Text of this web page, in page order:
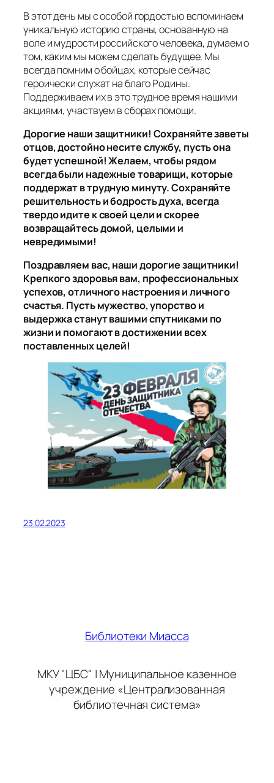
В этот день мы с особой гордостью вспоминаем
уникальную историю страны, основанную на
воле и мудрости российского человека, думаем о
том, каким мы можем сделать будущее. Мы
всегда помним о бойцах, которые сейчас
героически служат на благо Родины.
Поддерживаем их в это трудное время нашими
акциями, участвуем в сборах помощи.
Дорогие наши защитники! Сохраняйте заветы
отцов, достойно несите службу, пусть она
будет успешной! Желаем, чтобы рядом
всегда были надежные товарищи, которые
поддержат в трудную минуту. Сохраняйте
решительность и бодрость духа, всегда
твердо идите к своей цели и скорее
возвращайтесь домой, целыми и
невредимыми!
Поздравляем вас, наши дорогие защитники!
Крепкого здоровья вам, профессиональных
успехов, отличного настроения и личного
счастья. Пусть мужество, упорство и
выдержка станут вашими спутниками по
жизни и помогают в достижении всех
поставленных целей!
23.02.2023
Библиотеки Миасса
МКУ "ЦБС" | Муниципальное казенное
учреждение «Централизованная
библиотечная система»